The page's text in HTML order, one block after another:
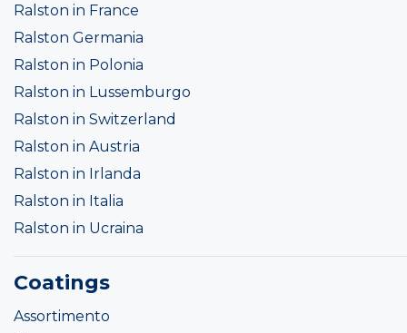
Ralston in France
Ralston Germania
Ralston in Polonia
Ralston in Lussemburgo
Ralston in Switzerland
Ralston in Austria
Ralston in Irlanda
Ralston in Italia
Ralston in Ucraina
Coatings
Assortimento